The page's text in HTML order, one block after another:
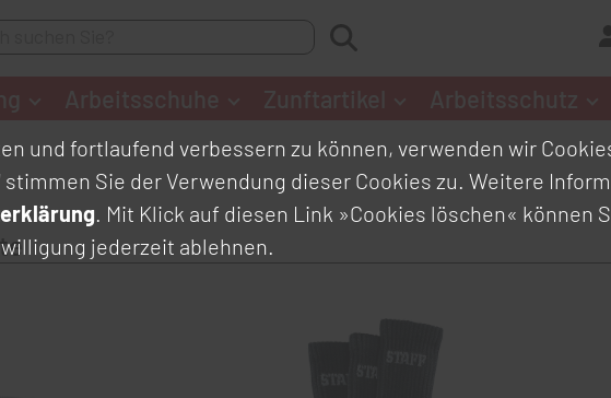
und fortlaufend verbessern zu können, verwenden wir
Sie der Verwendung dieser Cookies zu. Weitere
. Mit Klick auf diesen Link »Cookies löschen« können
jederzeit ablehnen.